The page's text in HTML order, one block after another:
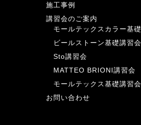
施工事例
講習会のご案内
モールテックスカラー基
ビールストーン基礎講習会
Sto講習会
MATTEO BRIONI講習会
モールテックス基礎講習
お問い合わせ